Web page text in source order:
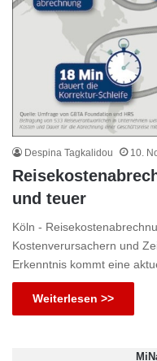
Despina Tagkalidou 10.
und teuer
Köln -
Kostenverursachern und
Erkenntnis kommt eine
Weiterlesen >>